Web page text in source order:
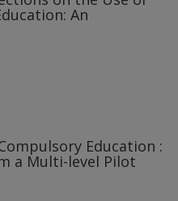
An
Education :
a Multi-level Pilot